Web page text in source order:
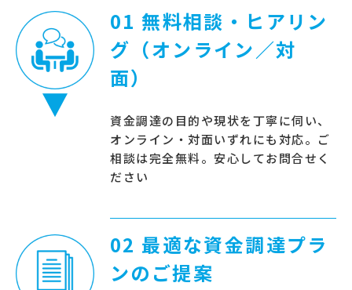
01 無料相談・ヒアリン
グ（オンライン／対
面）
資金調達の目的や現状を丁寧に伺い、
オンライン・対面いずれにも対応。ご
相談は完全無料。安心してお問合せく
ださい
02 最適な資金調達プラ
ンのご提案